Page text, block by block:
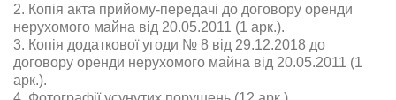
2. Копія акта прийому-передачі до договору оренди
нерухомого майна від 20.05.2011 (1 арк.).
3. Копія додаткової угоди № 8 від 29.12.2018 до
договору оренди нерухомого майна від 20.05.2011 (1
арк.).